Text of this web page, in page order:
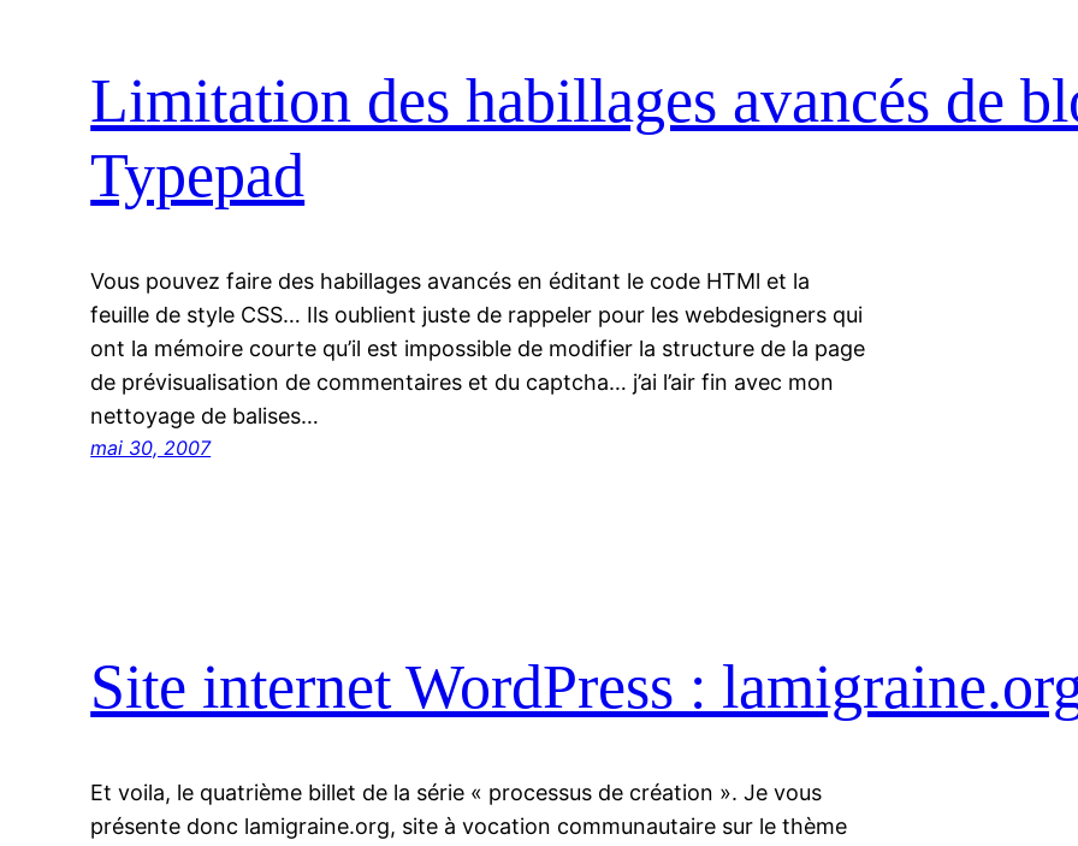
Limitation des habillages avancés de
Typepad
Vous pouvez faire des habillages avancés en éditant le code HTMl et la
feuille de style CSS… Ils oublient juste de rappeler pour les webdesigners qui
ont la mémoire courte qu’il est impossible de modifier la structure de la page
de prévisualisation de commentaires et du captcha… j’ai l’air fin avec mon
nettoyage de balises…
mai 30, 2007
Site internet WordPress :
Et voila, le quatrième billet de la série « processus de création ». Je vous
présente donc lamigraine.org, site à vocation communautaire sur le thème